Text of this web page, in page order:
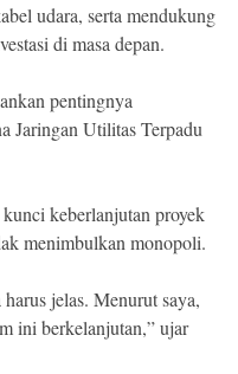
udara, serta mendukung
di masa depan.
pentingnya
Jaringan Utilitas Terpadu
keberlanjutan proyek
menimbulkan monopoli.
jelas. Menurut saya,
ini berkelanjutan,” ujar